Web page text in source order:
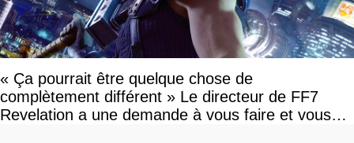
« Ça pourrait être quelque chose de
complètement différent » Le directeur de FF7
Revelation a une demande à vous faire et vous